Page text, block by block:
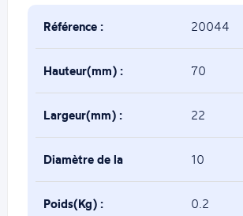
Référence : 20044
Hauteur(mm) : 70
Largeur(mm) : 22
Diamètre de la
tige(mm) :
10
Poids(Kg) : 0.2